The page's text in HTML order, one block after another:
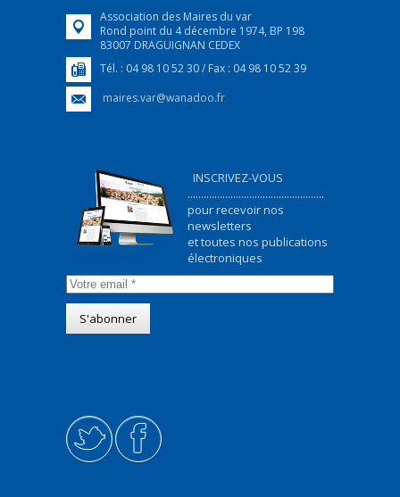
Association des Maires du var
Rond point du 4 décembre 1974, BP 198
83007 DRAGUIGNAN CEDEX
Tél. : 04 98 10 52 30 / Fax : 04 98 10 52 39
maires.var@wanadoo.fr
INSCRIVEZ-VOUS
...................................................
pour recevoir nos
newsletters
et toutes nos publications
électroniques